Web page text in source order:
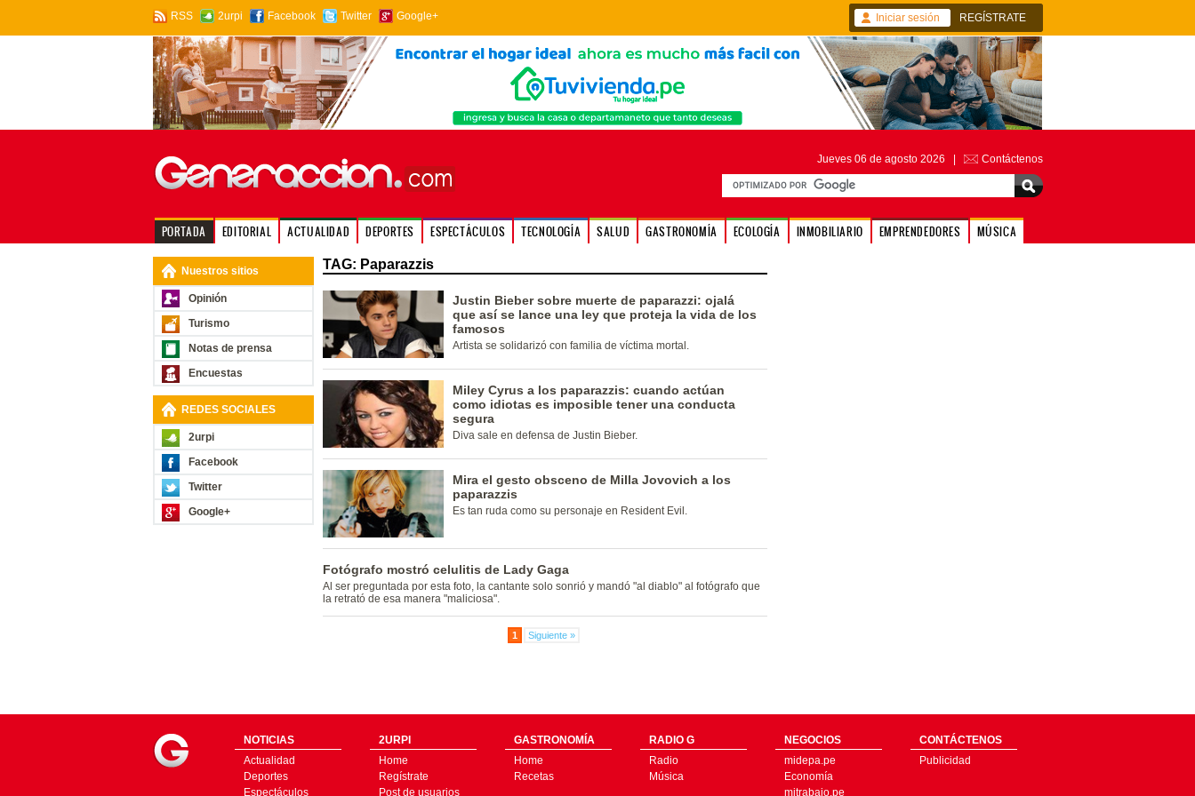
RSS 2urpi Facebook Twitter Google+ Iniciar sesión REGÍSTRATE
Jueves 06 de agosto 2026 | Contáctenos
PORTADA EDITORIAL ACTUALIDAD DEPORTES ESPECTÁCULOS TECNOLOGÍA SALUD GASTRONOMÍA ECOLOGÍA INMOBILIARIO EMPRENDEDORES MÚSICA
Nuestros sitios
Opinión
Turismo
Notas de prensa
Encuestas
REDES SOCIALES
2urpi
Facebook
Twitter
Google+
TAG: Paparazzis
Justin Bieber sobre muerte de paparazzi: ojalá
que así se lance una ley que proteja la vida de los
famosos
Artista se solidarizó con familia de víctima mortal.
Miley Cyrus a los paparazzis: cuando actúan
como idiotas es imposible tener una conducta
segura
Diva sale en defensa de Justin Bieber.
Mira el gesto obsceno de Milla Jovovich a los
paparazzis
Es tan ruda como su personaje en Resident Evil.
Fotógrafo mostró celulitis de Lady Gaga
Al ser preguntada por esta foto, la cantante solo sonrió y mandó "al diablo" al fotógrafo que
la retrató de esa manera "maliciosa".
1 Siguiente »
NOTICIAS
Actualidad
Deportes
Espectáculos
2URPI
Home
Regístrate
Post de usuarios
GASTRONOMÍA
Home
Recetas
RADIO G
Radio
Música
NEGOCIOS
midepa.pe
Economía
mitrabajo.pe
CONTÁCTENOS
Publicidad